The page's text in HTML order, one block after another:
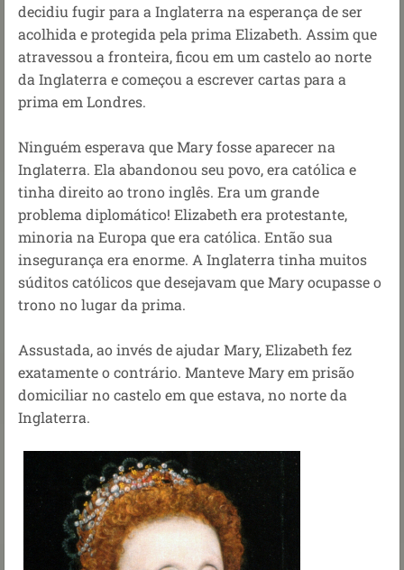
decidiu fugir para a Inglaterra na esperança de ser
acolhida e protegida pela prima Elizabeth. Assim que
atravessou a fronteira, ficou em um castelo ao norte
da Inglaterra e começou a escrever cartas para a
prima em Londres.
Ninguém esperava que Mary fosse aparecer na
Inglaterra. Ela abandonou seu povo, era católica e
tinha direito ao trono inglês. Era um grande
problema diplomático! Elizabeth era protestante,
minoria na Europa que era católica. Então sua
insegurança era enorme. A Inglaterra tinha muitos
súditos católicos que desejavam que Mary ocupasse o
trono no lugar da prima.
Assustada, ao invés de ajudar Mary, Elizabeth fez
exatamente o contrário. Manteve Mary em prisão
domiciliar no castelo em que estava, no norte da
Inglaterra.